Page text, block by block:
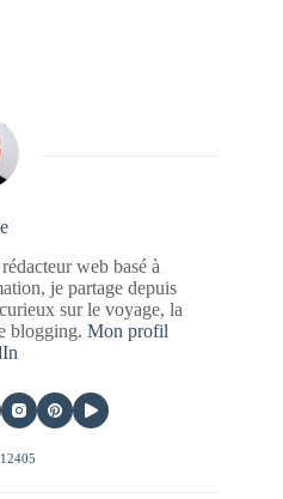
web basé à
je partage depuis
sur le voyage, la
blogging. Mon profil